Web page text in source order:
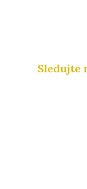
Sledujte